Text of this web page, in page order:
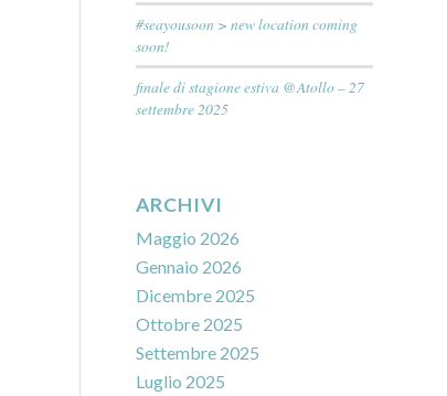
#seayousoon > new location coming
soon!
finale di stagione estiva @Atollo – 27
settembre 2025
ARCHIVI
Maggio 2026
Gennaio 2026
Dicembre 2025
Ottobre 2025
Settembre 2025
Luglio 2025